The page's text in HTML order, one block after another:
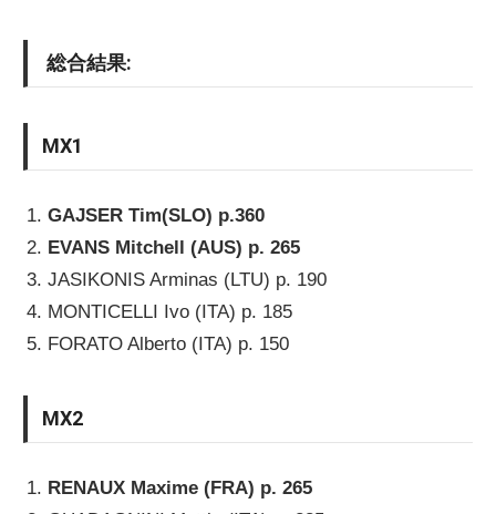
総合結果:
MX1
GAJSER Tim(SLO) p.360
EVANS Mitchell (AUS) p. 265
JASIKONIS Arminas (LTU) p. 190
MONTICELLI Ivo (ITA) p. 185
FORATO Alberto (ITA) p. 150
MX2
RENAUX Maxime (FRA) p. 265